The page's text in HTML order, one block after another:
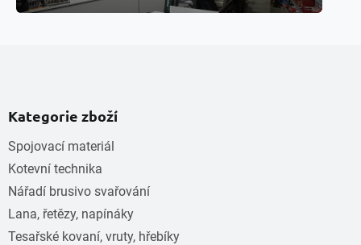
Kategorie zboží
Spojovací materiál
Kotevní technika
Nářadí brusivo svařování
Lana, řetězy, napínáky
Tesařské kovaní, vruty, hřebíky